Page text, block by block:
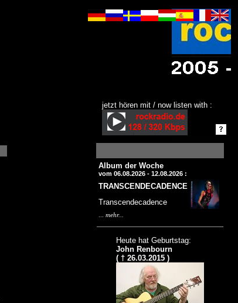
jetzt hören mit / now listen with :
Album der Woche
vom 06.08.2026 - 12.08.2026 :
TRANSCENDECADENCE
Transcendecadence
mehr...
Heute hat Geburtstag:
John Renbourn
( † 26.03.2015 )